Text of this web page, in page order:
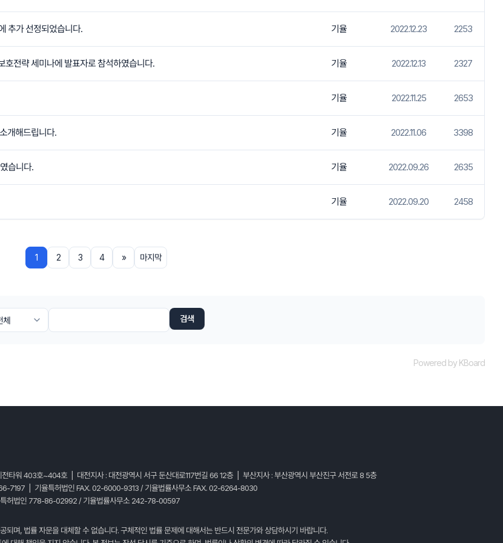
추가 선정되었습니다. 기율 2022.12.23 2253
호전략 세미나에 발표자로 참석하였습니다. 기율 2022.12.13 2327
기율 2022.11.25 2653
개해드립니다. 기율 2022.11.06 3398
습니다. 기율 2022.09.26 2635
기율 2022.09.20 2458
1 2 3 4 » 마지막
검색
Powered by KBoard
타워 403호~404호 | 대전지사 : 대전광역시 서구 둔산대로117번길 66 12층 | 부산지사 : 부산광역시 부산진구 서전로 8 5층
7197 | 기율특허법인 FAX. 02-6000-9313 / 기율법률사무소 FAX. 02-6264-8030
허법인 778-86-02992 / 기율법률사무소 242-78-00597
되며, 법률 자문을 대체할 수 없습니다. 구체적인 법률 문제에 대해서는 반드시 전문가와 상담하시기 바랍니다.